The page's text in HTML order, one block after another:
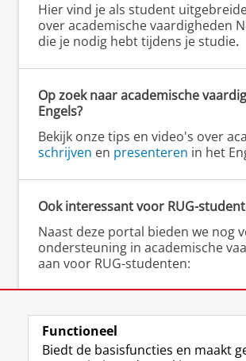
Hier vind je als student
over academische vaardigheden
die je nodig hebt tijdens je studie.
Op zoek naar academische
Engels?
Bekijk onze tips en video's over
schrijven en presenteren in het
Ook interessant voor RUG-
Naast deze portal bieden we nog
ondersteuning in academische
aan voor RUG-studenten:
▸Gratis schrijfcoachingbij het
▸Scriptieschrijfdagenbij het
▸Cursussen en workshops
schrijven bij het Talencentrum
Functioneel
Biedt de basisfuncties en maakt